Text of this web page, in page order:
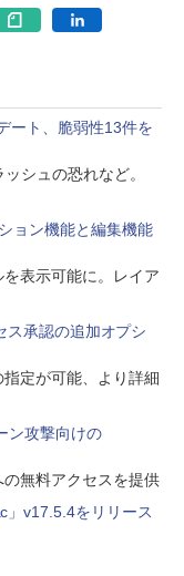
ート、脆弱性13件を
シュの恐れなど。
ョン機能と編集機能
表示可能に。レイア
ス承認の追加オプシ
定が可能、より詳細
ン攻撃向けの
無料アクセスを提供
」v17.5.4をリリース